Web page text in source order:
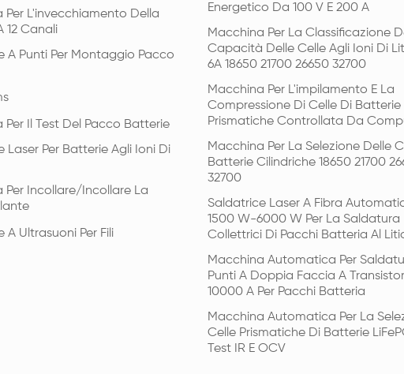
Per L'invecchiamento Della
12 Canali
A Punti Per Montaggio Pacco
Per Il Test Del Pacco Batterie
Laser Per Batterie Agli Ioni Di
Per Incollare/incollare La
A Ultrasuoni Per Fili
Energetico Da 100 V E 200 A
Macchina Per La Classificazione
Capacità Delle Celle Agli Ioni Di
6A 18650 21700 26650 32700
Macchina Per L'impilamento E La
Compressione Di Celle Di Batterie
Prismatiche Controllata Da
Macchina Per La Selezione Delle
Batterie Cilindriche 18650 21700
32700
Saldatrice Laser A Fibra
1500 W-6000 W Per La Saldatura
Collettrici Di Pacchi Batteria Al
Macchina Automatica Per
Punti A Doppia Faccia A
10000 A Per Pacchi Batteria
Macchina Automatica Per La
Celle Prismatiche Di Batterie
Test IR E OCV